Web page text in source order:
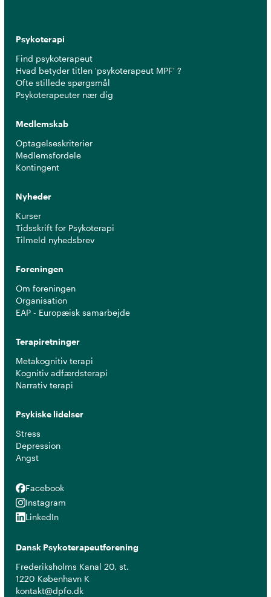
Psykoterapi
Find psykoterapeut
Hvad betyder titlen 'psykoterapeut MPF' ?
Ofte stillede spørgsmål
Psykoterapeuter nær dig
Medlemskab
Optagelseskriterier
Medlemsfordele
Kontingent
Nyheder
Kurser
Tidsskrift for Psykoterapi
Tilmeld nyhedsbrev
Foreningen
Om foreningen
Organisation
EAP - Europæisk samarbejde
Terapiretninger
Metakognitiv terapi
Kognitiv adfærdsterapi
Narrativ terapi
Psykiske lidelser
Stress
Depression
Angst
Facebook
Facebook
Instagram
Instagram
LinkedIn
LinkedIn
Dansk Psykoterapeutforening
Frederiksholms Kanal 20, st.
1220 København K
kontakt@dpfo.dk